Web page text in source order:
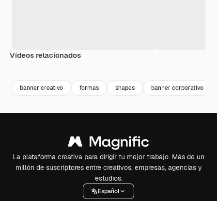
Vídeos relacionados
banner creativo formas shapes banner corporativo
La plataforma creativa para dirigir tu mejor trabajo. Más de un
millón de suscriptores entre creativos, empresas, agencias y
estudios.
Español